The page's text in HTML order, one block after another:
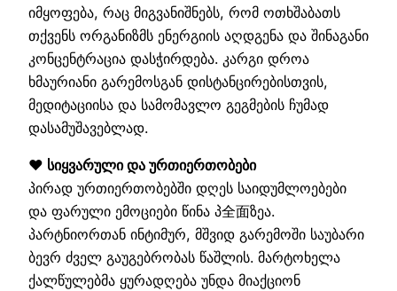
იმყოფება, რაც მიგვანიშნებს, რომ ოთხშაბათს
თქვენს ორგანიზმს ენერგიის აღდგენა და შინაგანი
კონცენტრაცია დასჭირდება. კარგი დროა
ხმაურიანი გარემოსგან დისტანცირებისთვის,
მედიტაციისა და სამომავლო გეგმების ჩუმად
დასამუშავებლად.
❤️ სიყვარული და ურთიერთობები
პირად ურთიერთობებში დღეს საიდუმლოებები
და ფარული ემოციები წინა პ全面ზეა.
პარტნიორთან ინტიმურ, მშვიდ გარემოში საუბარი
ბევრ ძველ გაუგებრობას წაშლის. მარტოხელა
ქალწულებმა ყურადღება უნდა მიაქციონ